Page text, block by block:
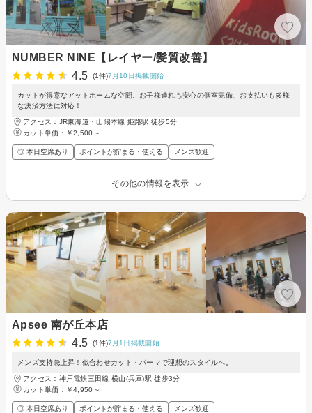
NUMBER NINE【レイヤー/髪質改善】
4.5
(1件)7月10日掲載開始
カットが得意なアットホームな空間。お子様連れも安心の個室完備、お支払いも多様
な決済方法に対応！
アクセス：JR東海道・山陽本線 姫路駅 徒歩5分
カット単価： ￥2,500～
◎ 本日空席あり ポイントが貯まる・使える メンズ歓迎
その他の情報を表示
Apsee 南が丘本店
4.5
(1件)7月1日掲載開始
メンズ支持急上昇！似合わせカット・パーマで理想のスタイルへ。
アクセス：神戸電鉄三田線 横山(兵庫)駅 徒歩3分
カット単価： ￥4,950～
◎ 本日空席あり ポイントが貯まる・使える メンズ歓迎